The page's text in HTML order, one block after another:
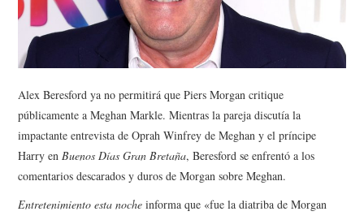
Alex Beresford ya no permitirá que Piers Morgan critique
públicamente a Meghan Markle. Mientras la pareja discutía la
impactante entrevista de Oprah Winfrey de Meghan y el príncipe
Harry enBuenos Días Gran Bretaña, Beresford se enfrentó a los
comentarios descarados y duros de Morgan sobre Meghan.
Entretenimiento esta nocheinforma que «fue la diatriba de Morgan